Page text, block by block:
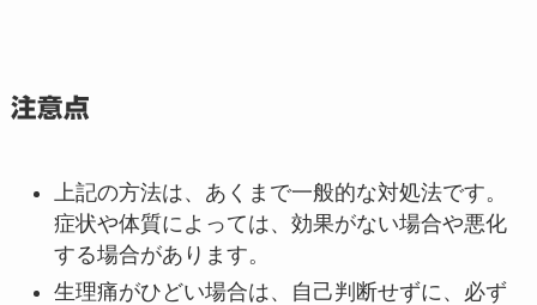
注意点
上記の方法は、あくまで一般的な対処法です。
症状や体質によっては、効果がない場合や悪化
する場合があります。
生理痛がひどい場合は、自己判断せずに、必ず